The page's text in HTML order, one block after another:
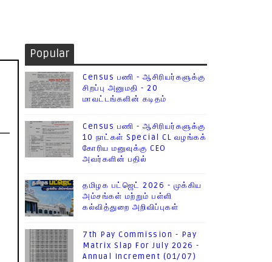
Popular
Census பணி - ஆசிரியர்களுக்கு
சிறப்பு அனுமதி - 20
மாவட்டங்களின் கடிதம்
Census பணி - ஆசிரியர்களுக்கு
10 நாட்கள் Special CL வழங்கக்
கோரிய மனுவுக்கு CEO
அவர்களின் பதில்
தமிழக பட்ஜெட் 2026 - முக்கிய
அம்சங்கள் மற்றும் பள்ளி
கல்வித்துறை அறிவிப்புகள்
7th Pay Commission - Pay
Matrix Slap For July 2026 -
Annual Increment (01/07)